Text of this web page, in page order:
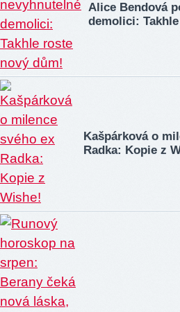
Alice Bendová
demolici:
Kašpárková o
Radka: Kopie z